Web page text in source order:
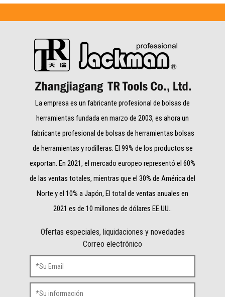
La empresa es un fabricante profesional de bolsas de
herramientas fundada en marzo de 2003, es ahora un
fabricante profesional de bolsas de herramientas bolsas
de herramientas y rodilleras. El 99% de los productos se
exportan. En 2021, el mercado europeo representó el 60%
de las ventas totales, mientras que el 30% de América del
Norte y el 10% a Japón, El total de ventas anuales en
2021 es de 10 millones de dólares EE.UU..
Ofertas especiales, liquidaciones y novedades
Correo electrónico